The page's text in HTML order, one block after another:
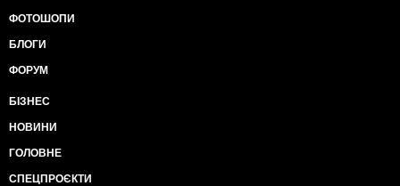
ФОТОШОПИ
БЛОГИ
ФОРУМ
БІЗНЕС
НОВИНИ
ГОЛОВНЕ
СПЕЦПРОЄКТИ